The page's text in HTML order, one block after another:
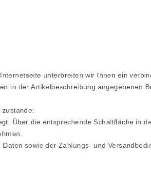
unterbreiten wir Ihnen ein
in der Artikelbeschreibung angegebenen
Über die entsprechende Schaltfläche in
sowie der Zahlungs- und